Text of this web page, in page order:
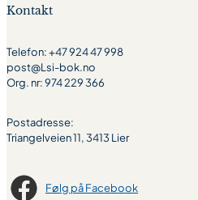
Kontakt
Telefon: +47 924 47 998
post@Lsi-bok.no
Org. nr: 974 229 366
Postadresse:
Triangelveien 11, 3413 Lier
Følg på Facebook